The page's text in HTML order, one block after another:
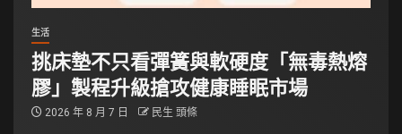
生活
挑床墊不只看彈簧與軟硬度「無毒熱熔
膠」製程升級搶攻健康睡眠市場
2026 年 8 月 7 日 民生 頭條